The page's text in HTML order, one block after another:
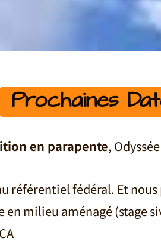
Prochaines
en parapente,
référentiel fédéral. Et
milieu aménagé (stage